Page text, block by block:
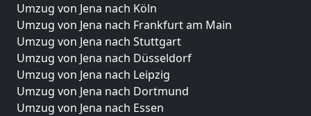
Umzug von Jena nach Köln
Umzug von Jena nach Frankfurt am Main
Umzug von Jena nach Stuttgart
Umzug von Jena nach Düsseldorf
Umzug von Jena nach Leipzig
Umzug von Jena nach Dortmund
Umzug von Jena nach Essen